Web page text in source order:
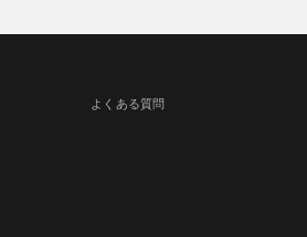
よくある質問